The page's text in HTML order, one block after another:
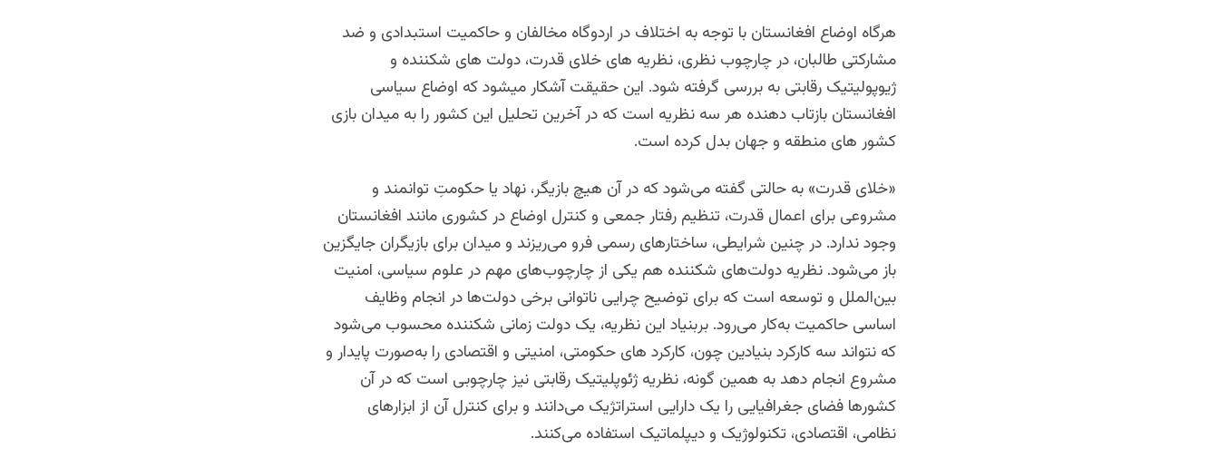
هرگاه اوضاع افغانستان با توجه به اختلاف در اردوگاه مخالفان و حاکمیت استبدادی و ضد
مشارکتی طالبان، در چارچوب نظری، نظریه های خلای قدرت، دولت های شکننده و
ژیوپولیتیک رقابتی به بررسی گرفته شود. این حقیقت آشکار میشود که اوضاع سیاسی
افغانستان بازتاب دهنده هر سه نظریه است که در آخرین تحلیل این کشور را به میدان بازی
کشور های منطقه و جهان بدل کرده است.
«خلای قدرت» به حالتی گفته می‌شود که در آن هیچ بازیگر، نهاد یا حکومتِ توانمند و
مشروعی برای اعمال قدرت، تنظیم رفتار جمعی و کنترل اوضاع در کشوری مانند افغانستان
وجود ندارد. در چنین شرایطی، ساختارهای رسمی فرو می‌ریزند و میدان برای بازیگران جایگزین
باز می‌شود. نظریه دولت‌های شکننده هم یکی از چارچوب‌های مهم در علوم سیاسی، امنیت
بین‌الملل و توسعه است که برای توضیح چرایی ناتوانی برخی دولت‌ها در انجام وظایف
اساسی حاکمیت به‌کار می‌رود. بربنیاد این نظریه، یک دولت زمانی شکننده محسوب می‌شود
که نتواند سه کارکرد بنیادین چون، کارکرد های حکومتی، امنیتی و اقتصادی را به‌صورت پایدار و
مشروع انجام دهد به همین گونه، نظریه ژئوپلیتیک رقابتی نیز چارچوبی است که در آن
کشورها فضای جغرافیایی را یک دارایی استراتژیک می‌دانند و برای کنترل آن از ابزارهای
نظامی، اقتصادی، تکنولوژیک و دیپلماتیک استفاده می‌کنند.